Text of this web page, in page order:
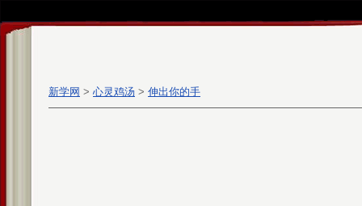
新学网 > 心灵鸡汤 > 伸出你的手